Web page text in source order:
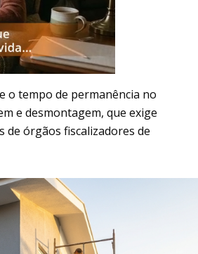
o tempo de permanência no
e desmontagem, que exige
órgãos fiscalizadores de